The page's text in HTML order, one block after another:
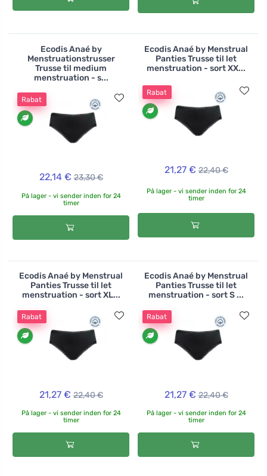
Ecodis Anaé by
Menstruationstrusser
Trusse til medium
menstruation - s...
Rabat
22,14 € 23,30 €
På lager - vi sender inden for 24
timer
Ecodis Anaé by Menstrual
Panties Trusse til let
menstruation - sort XX...
Rabat
21,27 € 22,40 €
På lager - vi sender inden for 24
timer
Ecodis Anaé by Menstrual
Panties Trusse til let
menstruation - sort XL...
Rabat
21,27 € 22,40 €
På lager - vi sender inden for 24
timer
Ecodis Anaé by Menstrual
Panties Trusse til let
menstruation - sort S ...
Rabat
21,27 € 22,40 €
På lager - vi sender inden for 24
timer